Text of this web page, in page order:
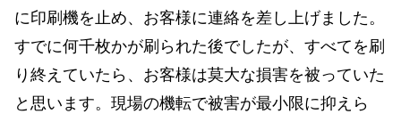
に印刷機を止め、お客様に連絡を差し上げました。
すでに何千枚かが刷られた後でしたが、すべてを刷
り終えていたら、お客様は莫大な損害を被っていた
と思います。現場の機転で被害が最小限に抑えら